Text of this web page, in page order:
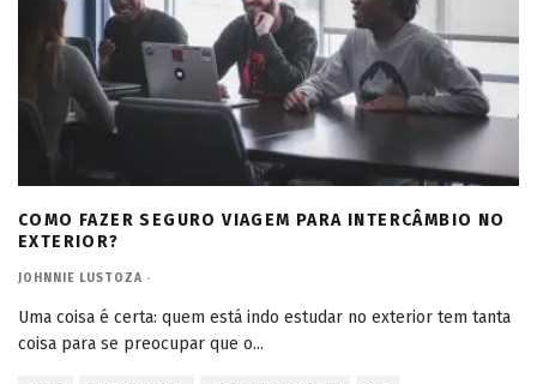
COMO FAZER SEGURO VIAGEM PARA INTERCÂMBIO NO
EXTERIOR?
JOHNNIE LUSTOZA ·
Uma coisa é certa: quem está indo estudar no exterior tem tanta
coisa para se preocupar que o...